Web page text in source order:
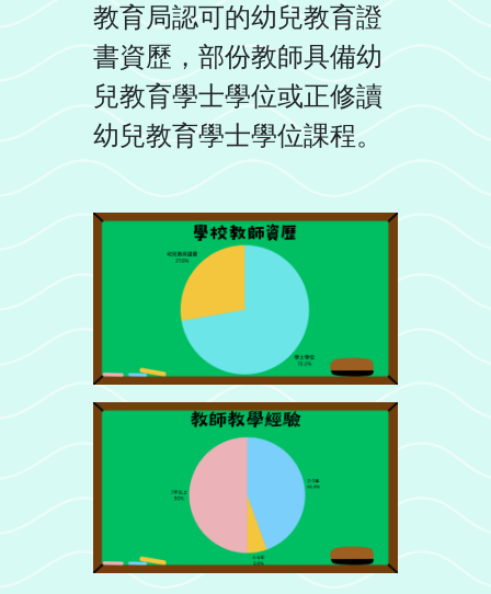
教育局認可的幼兒教育證
書資歷，部份教師具備幼
兒教育學士學位或正修讀
幼兒教育學士學位課程。